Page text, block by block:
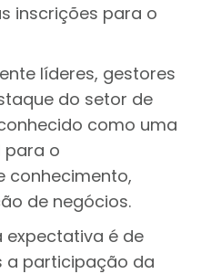
inscrições para o
líderes, gestores
do setor de
como uma
para o
conhecimento,
de negócios.
expectativa é de
a participação da